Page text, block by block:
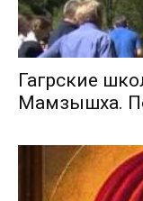
Гагрские
Мамзышха.